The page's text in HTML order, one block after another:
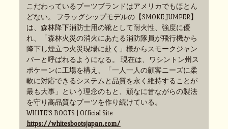
こだわっているブーツブランドはアメリカでもほとん
どない。 フラッグシップモデルの【SMOKE JUMPER】
は、森林降下消防士用の靴として耐火性、強度に優
れ、「森林火災の消火にあたる消防隊員が飛行機から
降下し煙立つ火災現場に赴く」様からスモークジャン
パーと呼ばれるようになる。 現在は、ワシントン州ス
ポケーンに工場を構え、「一人一人の顧客ニーズに柔
軟に対応できるシステムと品質を永く維持することが
最も大事」という理念のもと、頑なに昔ながらの製法
を守り高品質なブーツを作り続けている。
WHITE'S BOOTS | Official Site
https://whitesbootsjapan.com/